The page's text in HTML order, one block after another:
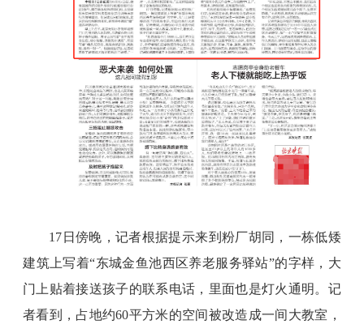
17日傍晚，记者根据提示来到粉厂胡同，一栋低矮
建筑上写着“东城金鱼池西区养老服务驿站”的字样，大
门上贴着接送孩子的联系电话，里面也是灯火通明。记
者看到，占地约60平方米的空间被改造成一间大教室，